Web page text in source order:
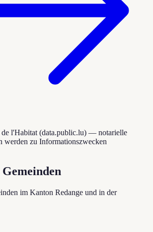
de l'Habitat (data.public.lu) — notarielle
werden zu Informationszwecken
im Kanton Redange und in der